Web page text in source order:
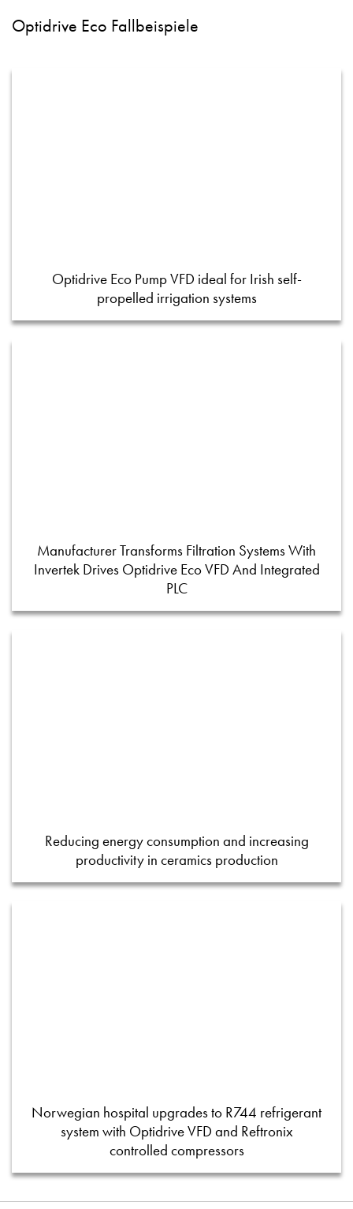
Optidrive Eco Fallbeispiele
Optidrive Eco Pump VFD ideal for Irish self-
propelled irrigation systems
Manufacturer Transforms Filtration Systems With
Invertek Drives Optidrive Eco VFD And Integrated
PLC
Reducing energy consumption and increasing
productivity in ceramics production
Norwegian hospital upgrades to R744 refrigerant
system with Optidrive VFD and Reftronix
controlled compressors